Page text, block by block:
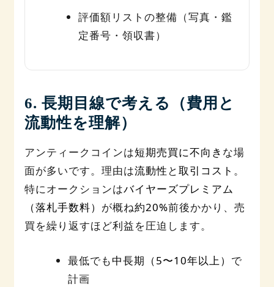
評価額リストの整備（写真・鑑
定番号・領収書）
6. 長期目線で考える（費用と
流動性を理解）
アンティークコインは短期売買に不向き な場
面が多いです。理由は流動性 と取引コスト 。
特にオークションはバイヤーズプレミアム
（落札手数料） が概ね約20%前後かかり、売
買を繰り返すほど利益を圧迫します。
最低でも中長期（5〜10年以上） で
計画